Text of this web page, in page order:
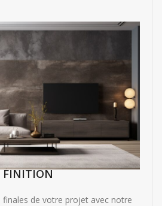
FINITION
finales de votre projet avec notre